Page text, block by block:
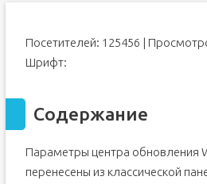
Использование параметров
Готовые файлы реестра для
Настройка обновления с
Настройка обновлений с
Для параметра AUOptions
Посетителей: 125456 |
Шрифт:
Содержание
Параметры центра обновления
перенесены из классической